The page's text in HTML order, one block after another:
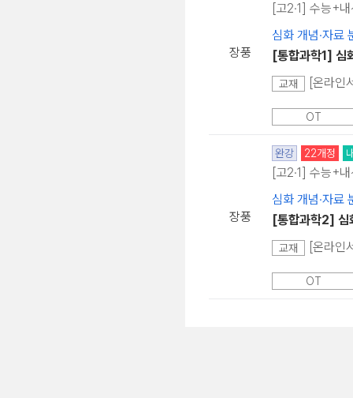
장풍
[고2·1] 수능+
심화 개념·자료
[통합과학1] 심
교재 [온라인
OT
장풍
완강 22개정
[고2·1] 수능+
심화 개념·자료
[통합과학2] 심
교재 [온라인
OT